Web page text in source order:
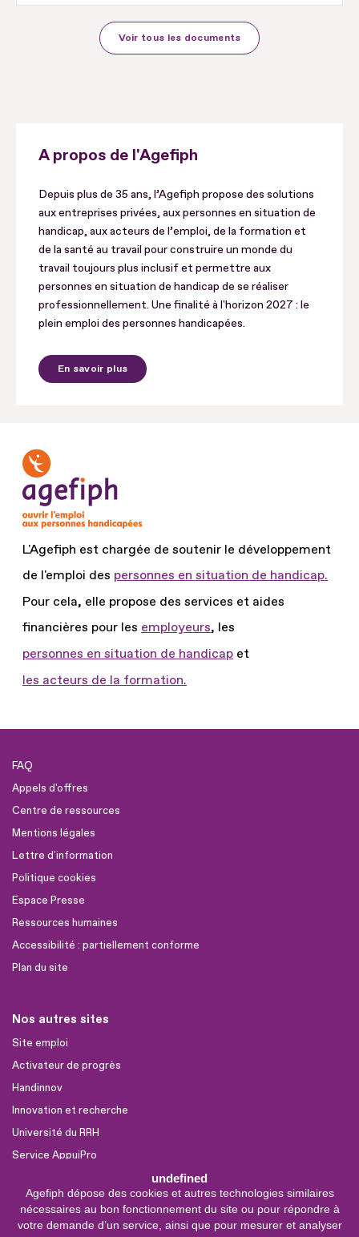
undefined
Agefiph dépose des cookies et autres technologies similaires
nécessaires au bon fonctionnement du site ou pour répondre à
votre demande d’un service, ainsi que pour mesurer et analyser
Voir tous les documents
A propos de l'Agefiph
Depuis plus de 35 ans, l’Agefiph propose des solutions
aux entreprises privées, aux personnes en situation de
handicap, aux acteurs de l’emploi, de la formation et
de la santé au travail pour construire un monde du
travail toujours plus inclusif et permettre aux
personnes en situation de handicap de se réaliser
professionnellement. Une finalité à l'horizon 2027 : le
plein emploi des personnes handicapées.
En savoir plus
L'Agefiph est chargée de soutenir le développement
de l'emploi des personnes en situation de handicap.
Pour cela, elle propose des services et aides
financières pour les employeurs, les
personnes en situation de handicap et
les acteurs de la formation.
FAQ
Appels d'offres
Centre de ressources
Mentions légales
Lettre d'information
Politique cookies
Espace Presse
Ressources humaines
Accessibilité : partiellement conforme
Plan du site
Nos autres sites
Site emploi
Activateur de progrès
Handinnov
Innovation et recherche
Université du RRH
Service AppuiPro
Nous suivre
Youtube